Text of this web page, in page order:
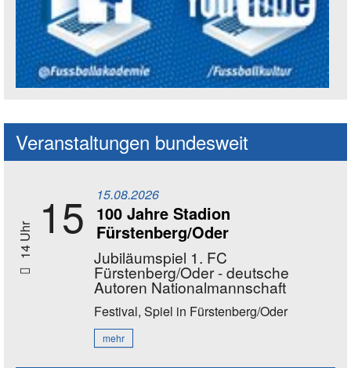
Veranstaltungen bundesweit
14 Uhr 15 15.08.2026
100 Jahre Stadion
Fürstenberg/Oder
Jubiläumspiel 1. FC
Fürstenberg/Oder - deutsche
Autoren Nationalmannschaft
Festival, Spiel in Fürstenberg/Oder
mehr